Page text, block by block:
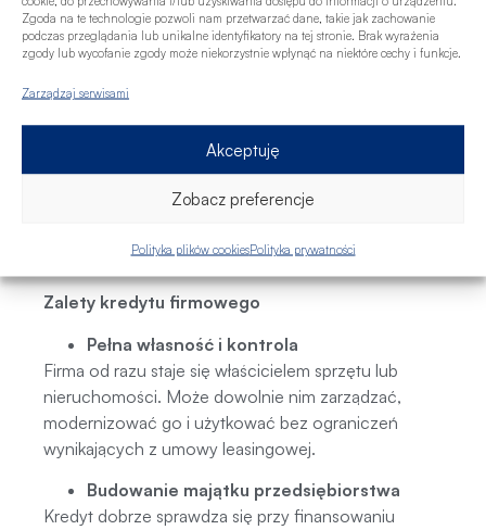
Zgoda na te technologie pozwoli nam przetwarzać dane, takie jak zachowanie
podczas przeglądania lub unikalne identyfikatory na tej stronie. Brak wyrażenia
zgody lub wycofanie zgody może niekorzystnie wpłynąć na niektóre cechy i funkcje.
Zarządzaj serwisami
Akceptuję
Zobacz preferencje
Polityka plików cookiesPolityka prywatności
cesja umowy itp.
Kiedy warto wybrać kredyt
Kredyt dla firm to dłużny instrument finansowy. Bank
udostępnia środki na zakup wybranego aktywa, a
firma zobowiązuje się do zwrotu tej kwoty wraz z
odsetkami w określonym czasie. W świetle ustawy o
kredycie konsumenckim i przepisów dla
właścicielską od pierwszego dnia.
Zalety kredytu firmowego
Pełna własność i kontrola
Firma od razu staje się właścicielem sprzętu lub
nieruchomości. Może dowolnie nim zarządzać,
modernizować go i użytkować bez ograniczeń
wynikających z umowy leasingowej.
Budowanie majątku przedsiębiorstwa
Kredyt dobrze sprawdza się przy finansowaniu